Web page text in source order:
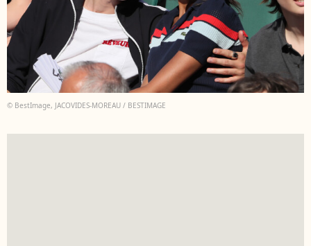
© BestImage, JACOVIDES-MOREAU / BESTIMAGE